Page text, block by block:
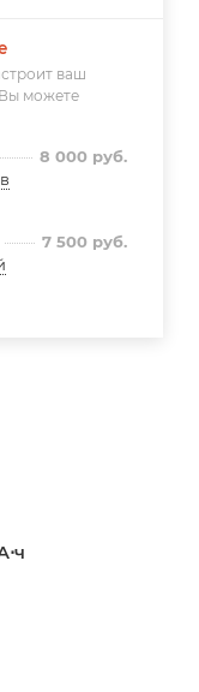
ваш
можете
8 000 руб.
7 500 руб.